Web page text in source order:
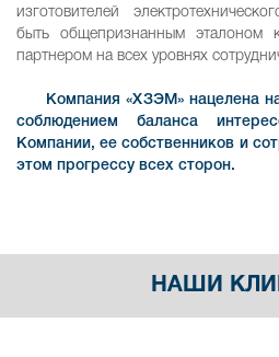
изготовителей
быть общепризнанным эталоном
партнером на всех уровнях
Компания «ХЗЭМ» нацелена на
соблюдением баланса
Компании, ее собственников и
этом прогрессу всех сторон.
НАШИ